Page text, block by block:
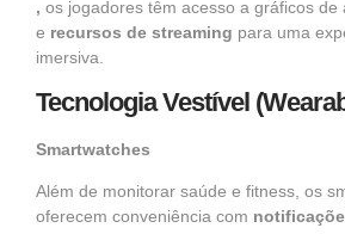
, os jogadores têm acesso a gráficos de
e recursos de streaming para uma
imersiva.
Tecnologia Vestível
Smartwatches
Além de monitorar saúde e fitness, os
oferecem conveniência com